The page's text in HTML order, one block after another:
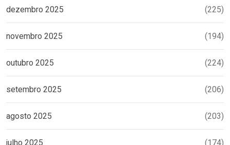
dezembro 2025 (225)
novembro 2025 (194)
outubro 2025 (224)
setembro 2025 (206)
agosto 2025 (203)
julho 2025 (174)